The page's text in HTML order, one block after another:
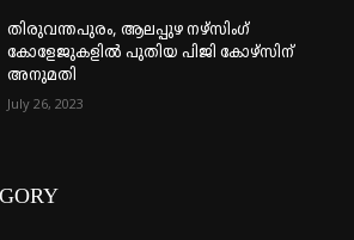
തിരുവന്തപുരം, ആലപ്പുഴ നഴ്‌സിംഗ്
കോളേജുകളില്‍ പുതിയ പിജി കോഴ്‌സിന്
അനുമതി
July 26, 2023